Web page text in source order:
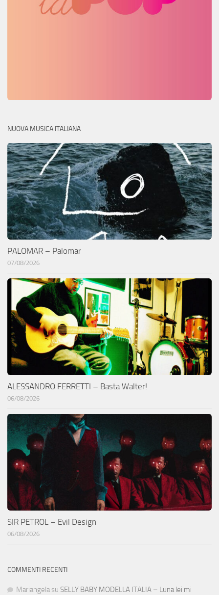
NUOVA MUSICA ITALIANA
PALOMAR – Palomar
07/08/2026
ALESSANDRO FERRETTI – Basta Walter!
06/08/2026
SIR PETROL – Evil Design
06/08/2026
COMMENTI RECENTI
Mariangela su SELLY BABY MODELLA ITALIA – Luna lei mi